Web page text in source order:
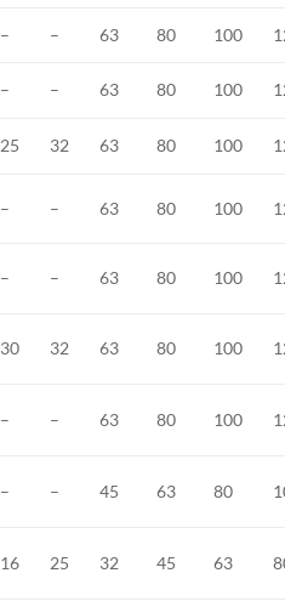
– – 63 80 100
– – 63 80 100
25 32 63 80 100
– – 63 80 100
– – 63 80 100
30 32 63 80 100
– – 63 80 100
– – 45 63 80
16 25 32 45 63